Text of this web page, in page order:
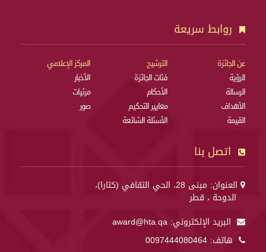
روابط سريعة
عن الجائزة
الرؤية
الرسالة
الأهداف
القيمة
الترشيح
فئات الجائزة
الأحكام
معايير التحكيم
الأسئلة الشائعة
المركز الإعلامي
الأخبار
مرئيات
صور
اتصل بنا
العنوان: مبنى 28، الحي الثقافي (كتارا)،
الدوحة ، قطر
البريد الإلكتروني: award@hta.qa
هاتف: 0097444080464